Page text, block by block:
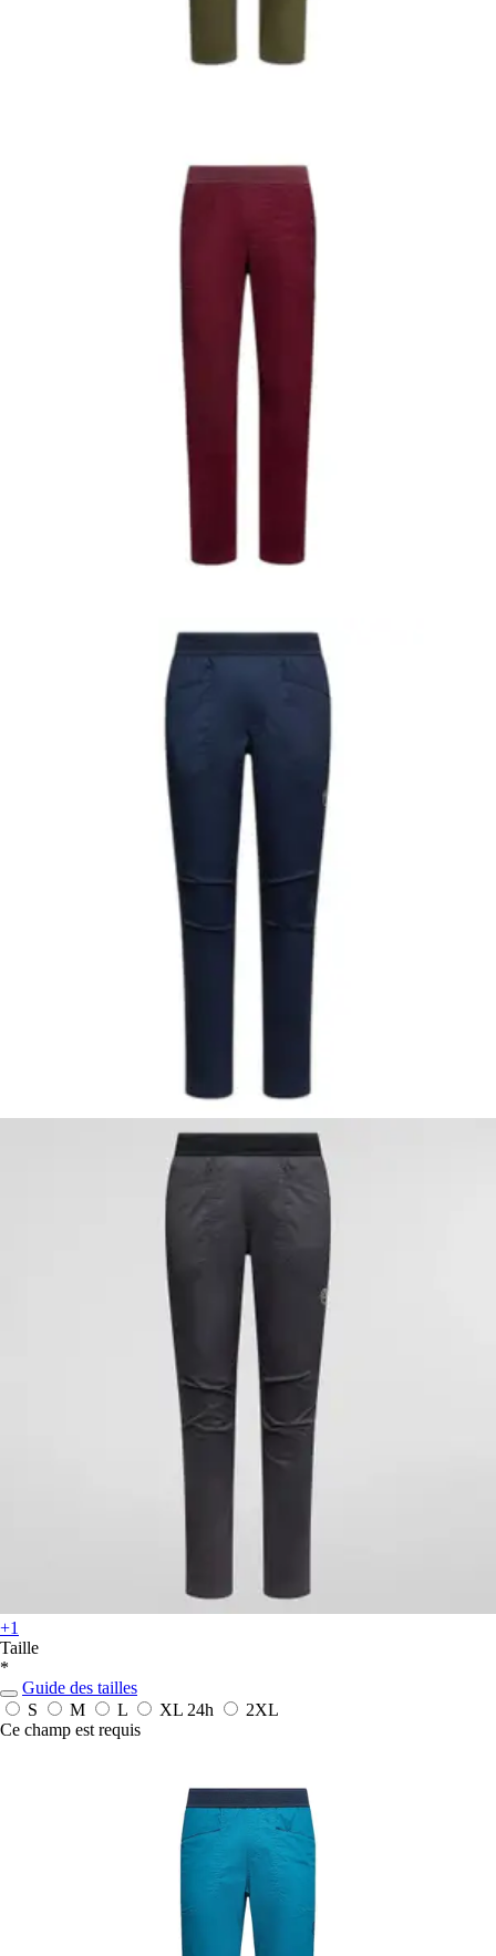
+1
Taille
*
Guide des tailles
S
M L XL 24h
2XL
Ce champ est requis